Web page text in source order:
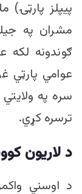
پیپلز
مشران په
ګوندونه لکه
عوامي پارټي
سره په
ترسره کړي.
د لاریون
د اوسني